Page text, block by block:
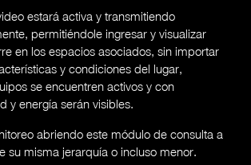
estará activa y transmitiendo
permitiéndole ingresar y visualizar
en los espacios asociados, sin importar
y condiciones del lugar,
se encuentren activos y con
y energía serán visibles.
abriendo este módulo de consulta a
su misma jerarquía o incluso menor.